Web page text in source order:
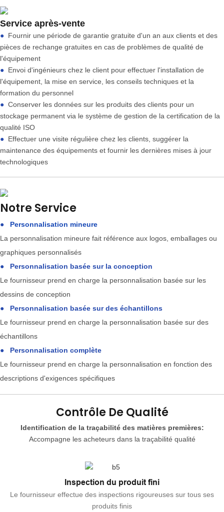
Service après-vente
● Fournir une période de garantie gratuite d'un an aux clients et des
pièces de rechange gratuites en cas de problèmes de qualité de
l'équipement
● Envoi d'ingénieurs chez le client pour effectuer l'installation de
l'équipement, la mise en service, les conseils techniques et la
formation du personnel
● Conserver les données sur les produits des clients pour un
stockage permanent via le système de gestion de la certification de la
qualité ISO
● Effectuer une visite régulière chez les clients, suggérer la
maintenance des équipements et fournir les dernières mises à jour
technologiques
Notre Service
●
Personnalisation mineure
La personnalisation mineure fait référence aux logos, emballages ou
graphiques personnalisés
●
Personnalisation basée sur la conception
Le fournisseur prend en charge la personnalisation basée sur les
dessins de conception
●
Personnalisation basée sur des échantillons
Le fournisseur prend en charge la personnalisation basée sur des
échantillons
●
Personnalisation complète
Le fournisseur prend en charge la personnalisation en fonction des
descriptions d'exigences spécifiques
Contrôle De Qualité
Identification de la traçabilité des matières premières:
Accompagne les acheteurs dans la traçabilité qualité
Inspection du produit fini
Le fournisseur effectue des inspections rigoureuses sur tous ses
produits finis